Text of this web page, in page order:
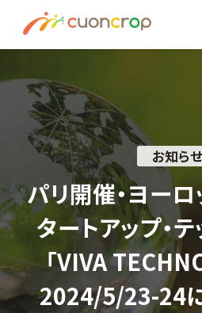
Recruit
資料請求は
お問い合わ
お知らせ
パリ開催・ヨー
タートアップ・
「VIVA
2024/5/23-24